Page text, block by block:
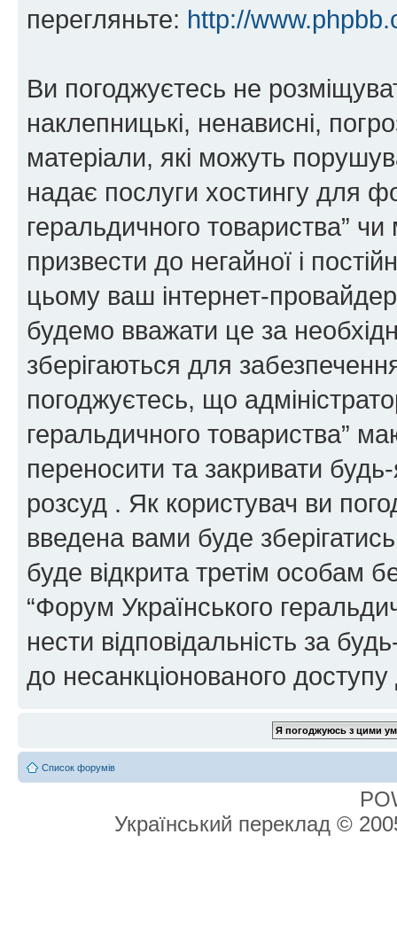
перегляньте: http://
Ви погоджуєтесь не
наклепницькі, ненависні,
матеріали, які можуть
надає послуги хостингу для
геральдичного товариства”
призвести до негайної і
цьому ваш інтернет-
будемо вважати це за
зберігаються для
погоджуєтесь, що
геральдичного товариства”
переносити та закривати
розсуд . Як користувач ви
введена вами буде
буде відкрита третім особам
“Форум Українського
нести відповідальність за
до несанкціонованого доступу
Список форумів
Український переклад ©